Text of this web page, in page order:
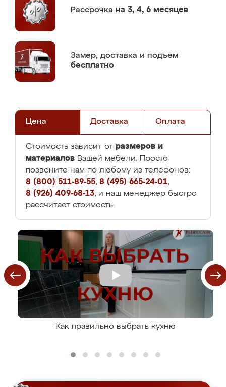
Рассрочка на 3, 4, 6 месяцев
Замер, доставка и подъем
бесплатно
Цена Доставка Оплата
Стоимость зависит от размеров и
материалов Вашей мебели. Просто
позвоните нам по любому из телефонов:
8 (800) 511-89-55, 8 (495) 665-24-01,
8 (926) 409-68-13, и наш менеджер быстро
рассчитает стоимость.
Как правильно выбрать кухню